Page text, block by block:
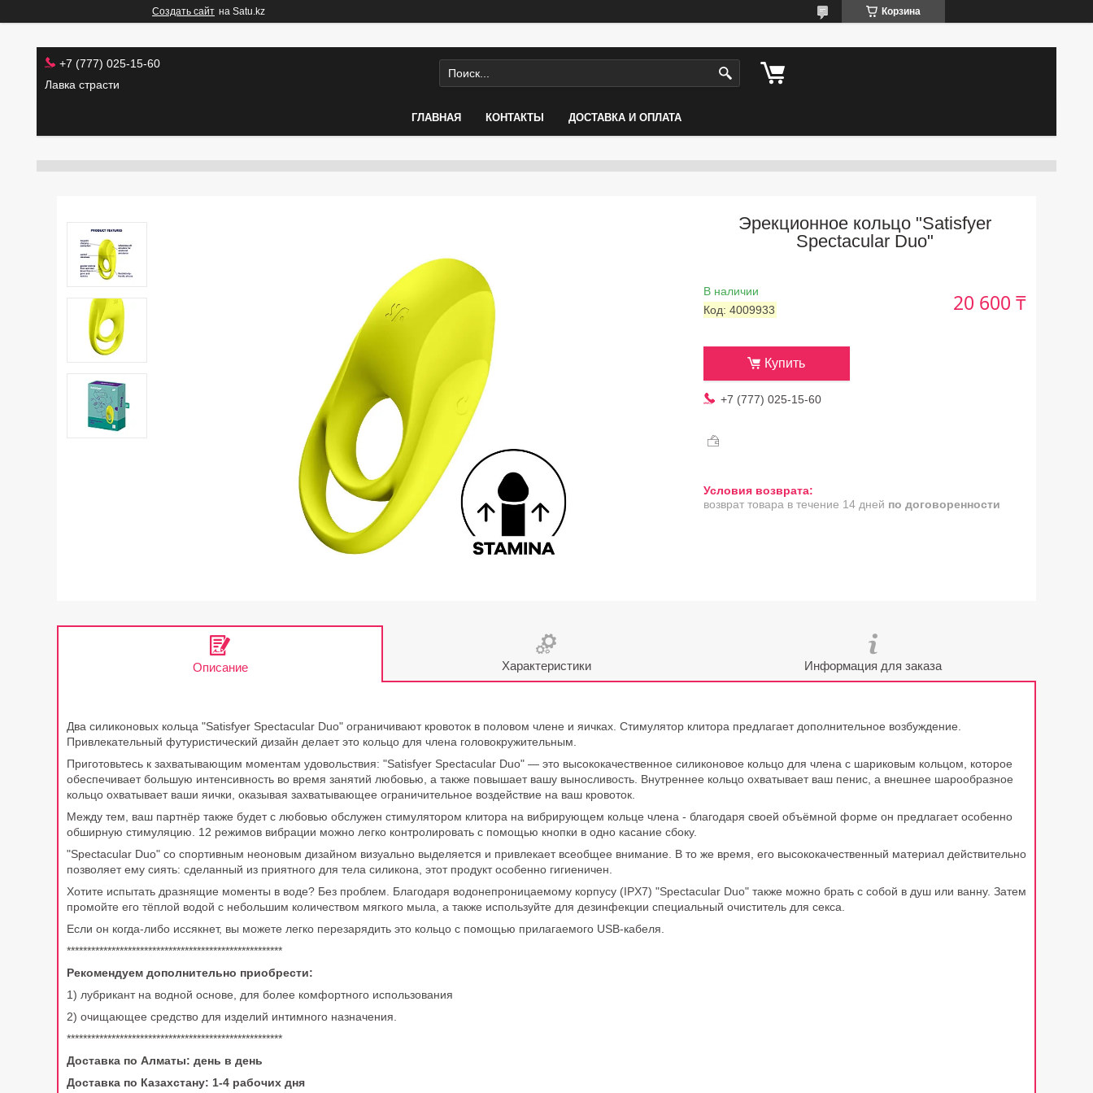
Создать сайт на Satu.kz Корзина
+7 (777) 025-15-60
Лавка страсти
ГЛАВНАЯ КОНТАКТЫ ДОСТАВКА И ОПЛАТА
Эрекционное кольцо "Satisfyer
Spectacular Duo"
В наличии
Код: 4009933 20 600 ₸
Купить
+7 (777) 025-15-60
возврат товара в течение 14 дней по договоренности
Описание Характеристики Информация для заказа
Два силиконовых кольца "Satisfyer Spectacular Duo" ограничивают кровоток в половом члене и яичках. Стимулятор клитора предлагает дополнительное возбуждение.
Привлекательный футуристический дизайн делает это кольцо для члена головокружительным.
Приготовьтесь к захватывающим моментам удовольствия: "Satisfyer Spectacular Duo" — это высококачественное силиконовое кольцо для члена с шариковым кольцом, которое
обеспечивает большую интенсивность во время занятий любовью, а также повышает вашу выносливость. Внутреннее кольцо охватывает ваш пенис, а внешнее шарообразное
кольцо охватывает ваши яички, оказывая захватывающее ограничительное воздействие на ваш кровоток.
Между тем, ваш партнёр также будет с любовью обслужен стимулятором клитора на вибрирующем кольце члена - благодаря своей объёмной форме он предлагает особенно
обширную стимуляцию. 12 режимов вибрации можно легко контролировать с помощью кнопки в одно касание сбоку.
"Spectacular Duo" со спортивным неоновым дизайном визуально выделяется и привлекает всеобщее внимание. В то же время, его высококачественный материал действительно
позволяет ему сиять: сделанный из приятного для тела силикона, этот продукт особенно гигиеничен.
Хотите испытать дразнящие моменты в воде? Без проблем. Благодаря водонепроницаемому корпусу (IPX7) "Spectacular Duo" также можно брать с собой в душ или ванну. Затем
промойте его тёплой водой с небольшим количеством мягкого мыла, а также используйте для дезинфекции специальный очиститель для секса.
Если он когда-либо иссякнет, вы можете легко перезарядить это кольцо с помощью прилагаемого USB-кабеля.
*****************************************************
Рекомендуем дополнительно приобрести:
1) лубрикант на водной основе, для более комфортного использования
2) очищающее средство для изделий интимного назначения.
*****************************************************
Доставка по Алматы: день в день
Доставка по Казахстану: 1-4 рабочих дня